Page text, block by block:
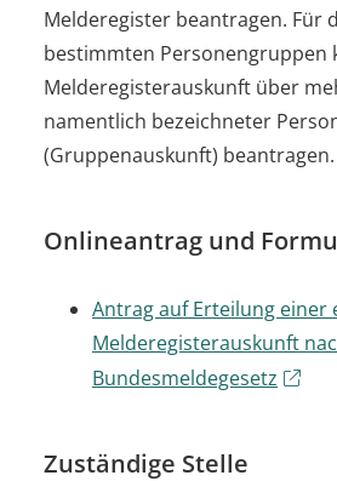
Melderegister beantragen. Für
bestimmten Personengruppen
Melderegisterauskunft über
namentlich bezeichneter
(Gruppenauskunft) beantragen.
Onlineantrag und
Antrag auf Erteilung einer
Melderegisterauskunft
Bundesmeldegesetz
Zuständige Stelle